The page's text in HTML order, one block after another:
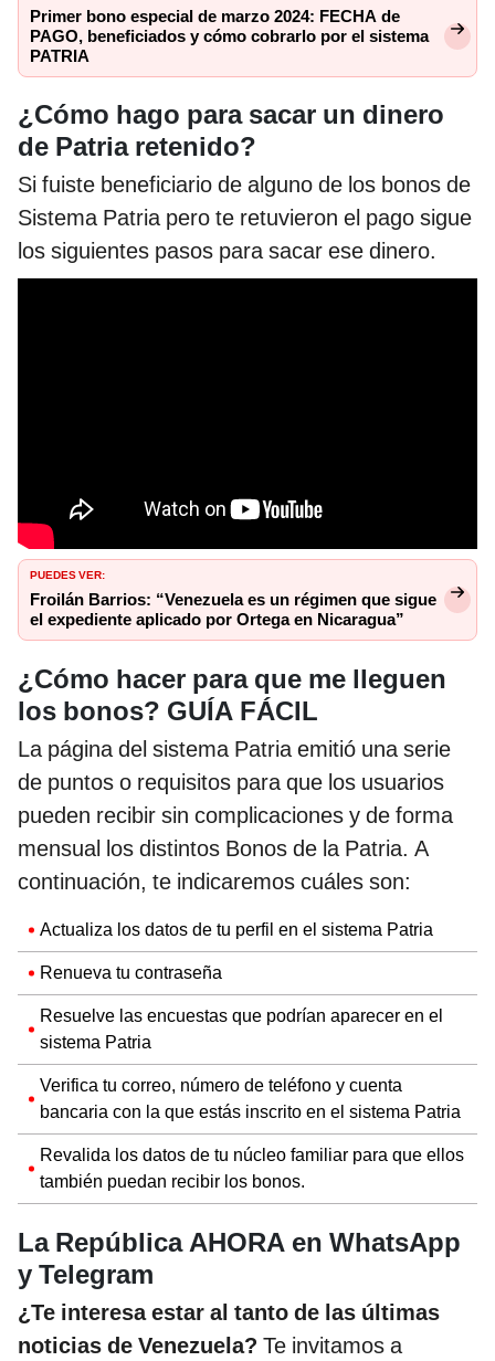
Primer bono especial de marzo 2024: FECHA de
PAGO, beneficiados y cómo cobrarlo por el sistema
PATRIA
¿Cómo hago para sacar un dinero
de Patria retenido?
Si fuiste beneficiario de alguno de los bonos de
Sistema Patria pero te retuvieron el pago sigue
los siguientes pasos para sacar ese dinero.
PUEDES VER:
Froilán Barrios: “Venezuela es un régimen que sigue
el expediente aplicado por Ortega en Nicaragua”
¿Cómo hacer para que me lleguen
los bonos? GUÍA FÁCIL
La página del sistema Patria emitió una serie
de puntos o requisitos para que los usuarios
pueden recibir sin complicaciones y de forma
mensual los distintos Bonos de la Patria. A
continuación, te indicaremos cuáles son:
Actualiza los datos de tu perfil en el sistema Patria
Renueva tu contraseña
Resuelve las encuestas que podrían aparecer en el
sistema Patria
Verifica tu correo, número de teléfono y cuenta
bancaria con la que estás inscrito en el sistema Patria
Revalida los datos de tu núcleo familiar para que ellos
también puedan recibir los bonos.
La República AHORA en WhatsApp
y Telegram
¿Te interesa estar al tanto de las últimas
noticias de Venezuela? Te invitamos a